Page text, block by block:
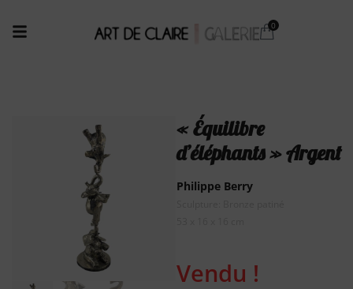
« Équilibre
d’éléphants » Argent
Philippe Berry
Vendu !